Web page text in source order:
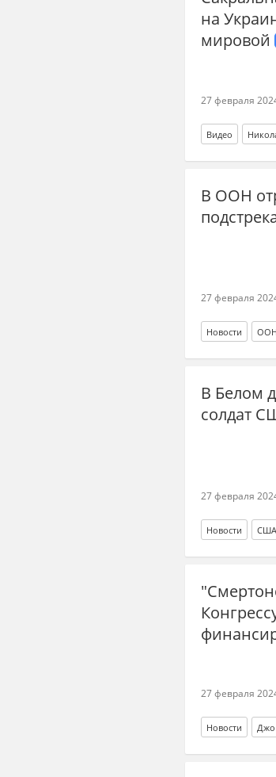
на
мировой
27 февраля
Видео
В ООН
27 февраля
Новости ООН
В Белом
солдат
27 февраля
Новости США
27 февраля
Новости Джо
шатдаун